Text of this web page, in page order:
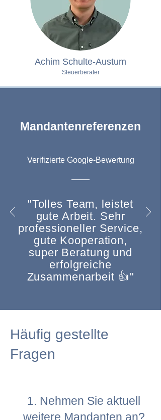
Achim Schulte-Austum
Steuerberater
Mandantenreferenzen
Verifizierte Google-Bewertung
"Tolles Team, leistet
gute Arbeit. Sehr
professioneller Service,
gute Kooperation,
super Beratung und
erfolgreiche
Zusammenarbeit 👍"
Häufig gestellte
Fragen
1. Nehmen Sie aktuell
weitere Mandanten an?